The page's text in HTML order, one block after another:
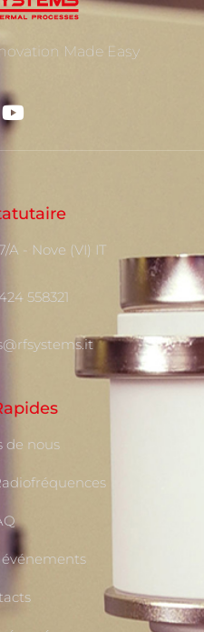
Made Easy
A - Nove (VI) IT
558321
de nous